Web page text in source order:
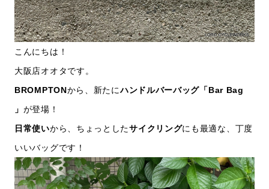
こんにちは！
大阪店オオタです。
BROMPTONから、新たにハンドルバーバッグ「Bar Bag
」 が登場！
日常使いから、ちょっとしたサイクリングにも最適な、丁度
いいバッグです！